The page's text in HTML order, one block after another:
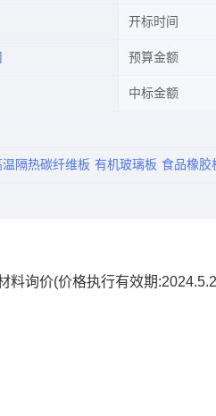
开标时间
预算金额
中标金额
温隔热碳纤维板 有机玻璃板 食品橡胶
询价(价格执行有效期